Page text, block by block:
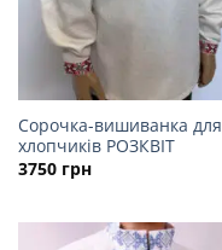
Сорочка-вишиванка для
хлопчиків РОЗКВІТ
3750 грн